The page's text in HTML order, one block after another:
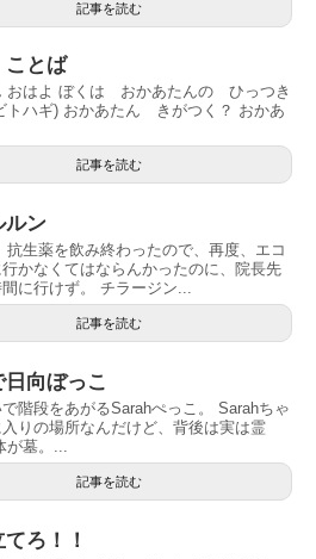
記事を読む
とば
おはよ ぼくは おかあたんの ひっつき
トハギ) おかあたん きがつく？ おかあ
記事を読む
ルン
抗生薬を飲み終わったので、再度、エコ
かなくてはならんかったのに、院長先
に行けず。 チラージン...
記事を読む
向ぼっこ
階段をあがるSarahぺっこ。 Sarahちゃ
りの場所なんだけど、背後は実は霊
が墓。...
記事を読む
ろ！！